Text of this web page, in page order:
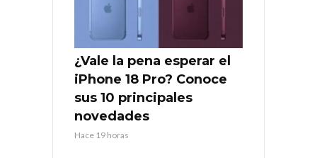
¿Vale la pena esperar el
iPhone 18 Pro? Conoce
sus 10 principales
novedades
Hace 19 horas